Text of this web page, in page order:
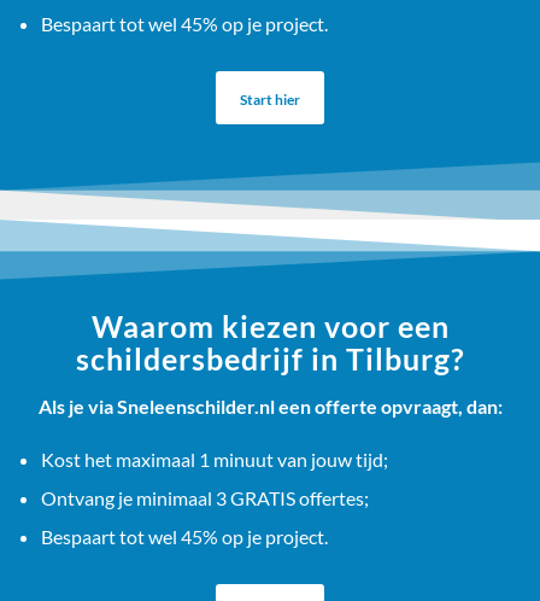
Bespaart tot wel 45% op je project.
Start hier
Waarom kiezen voor een
schildersbedrijf in Tilburg?
Als je via Sneleenschilder.nl een offerte opvraagt, dan:
Kost het maximaal 1 minuut van jouw tijd;
Ontvang je minimaal 3 GRATIS offertes;
Bespaart tot wel 45% op je project.